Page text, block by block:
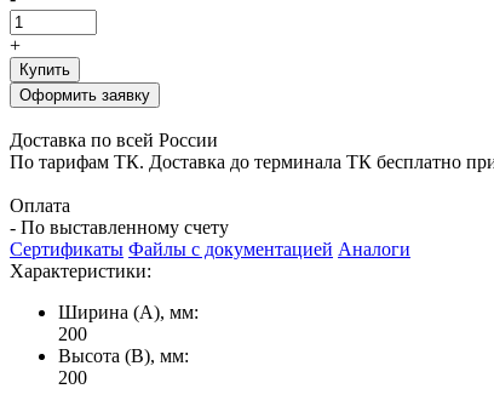
+
Купить
Оформить заявку
Доставка по всей России
По тарифам ТК. Доставка до терминала ТК бесплатно при
Оплата
- По выставленному счету
Сертификаты Файлы с документацией Аналоги
Характеристики:
Ширина (А), мм:
200
Высота (В), мм:
200